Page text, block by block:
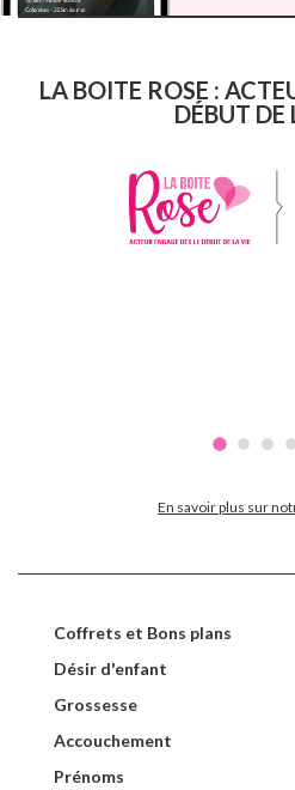
LA BOITE ROSE :
DÉBUT DE
En savoir plus sur
Coffrets et Bons plans
Désir d'enfant
Grossesse
Accouchement
Prénoms